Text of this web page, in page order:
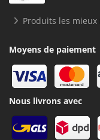
Produits les mieux
Moyens de paiement
Nous livrons avec